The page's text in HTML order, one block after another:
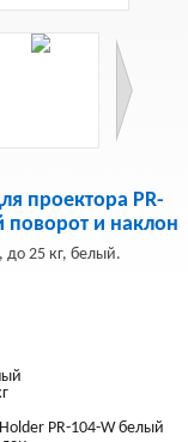
проектора PR-
поворот и наклон
до 25 кг, белый.
PR-104-W белый